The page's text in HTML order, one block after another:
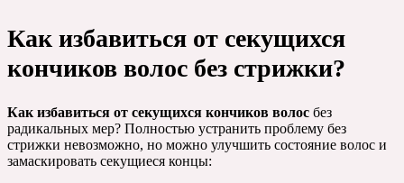
Как избавиться от секущихся
кончиков волос без стрижки?
Как избавиться от секущихся кончиков волос без
радикальных мер? Полностью устранить проблему без
стрижки невозможно, но можно улучшить состояние волос и
замаскировать секущиеся концы: